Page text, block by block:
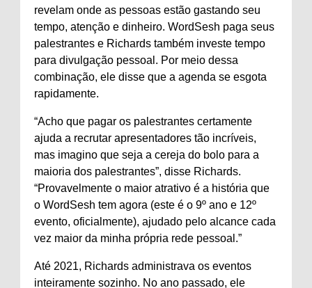
revelam onde as pessoas estão gastando seu
tempo, atenção e dinheiro. WordSesh paga seus
palestrantes e Richards também investe tempo
para divulgação pessoal. Por meio dessa
combinação, ele disse que a agenda se esgota
rapidamente.
“Acho que pagar os palestrantes certamente
ajuda a recrutar apresentadores tão incríveis,
mas imagino que seja a cereja do bolo para a
maioria dos palestrantes”, disse Richards.
“Provavelmente o maior atrativo é a história que
o WordSesh tem agora (este é o 9º ano e 12º
evento, oficialmente), ajudado pelo alcance cada
vez maior da minha própria rede pessoal.”
Até 2021, Richards administrava os eventos
inteiramente sozinho. No ano passado, ele